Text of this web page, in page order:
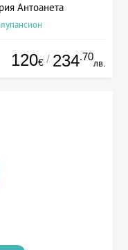
Антоанета
120€ / 234.70
лв.